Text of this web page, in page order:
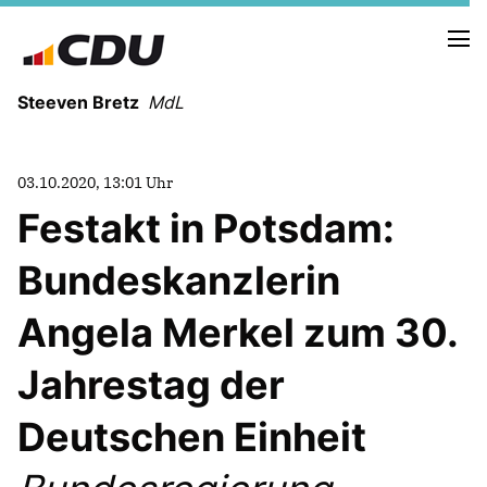
Steeven Bretz MdL
VITA
WAHLKREISBESUCHE
PRESSEFOTOS
MEIN BÜRGERBÜRO
MEIN WAHLKREIS
ZIELE
Redebeiträge
03.10.2020, 13:01 Uhr
Festakt in Potsdam:
Bundeskanzlerin
Angela Merkel zum 30.
Jahrestag der
Deutschen Einheit